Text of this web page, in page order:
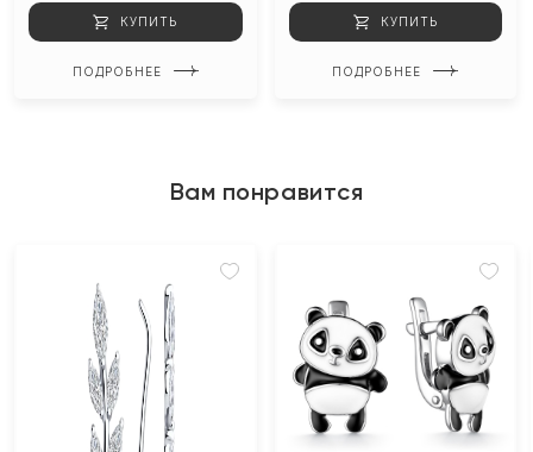
КУПИТЬ
ПОДРОБНЕЕ
КУПИТЬ
ПОДРОБНЕЕ
Вам понравится